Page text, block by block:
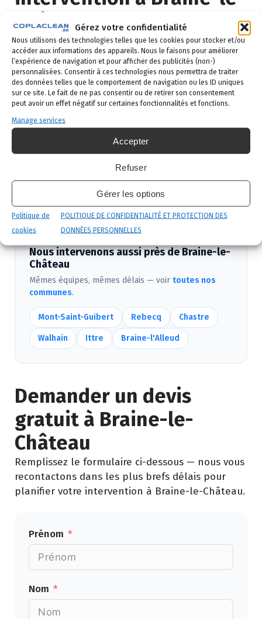
Gérez votre confidentialité
Nous utilisons des technologies telles que les cookies pour stocker et/ou
accéder aux informations des appareils. Nous le faisons pour améliorer
l’expérience de navigation et pour afficher des publicités (non-)
personnalisées. Consentir à ces technologies nous permettra de traiter
des données telles que le comportement de navigation ou les ID uniques
sur ce site. Le fait de ne pas consentir ou de retirer son consentement
peut avoir un effet négatif sur certaines fonctionnalités et fonctions.
Manage services
Accepter
Refuser
Gérer les options
Politique de
cookies
POLITIQUE DE CONFIDENTIALITÉ ET PROTECTION DES
DONNÉES PERSONNELLES
Château ?
Demande de devis: vous remplissez le
formulaire ci-dessous ou vous nous appelez au
02 523 21 89. Réponse sous 24h.
Diagnostic gratuit: notre technicien vient
identifier la nuisance et son origine.
: traitement adapté,
produits certifiés, sécurité maximale, discrétion
Suivi et garantie : visite de contrôle et garantie
de résultat.
Nous intervenons aussi près de Braine-le-
Château
Mêmes équipes, mêmes délais — voir toutes nos
communes.
Mont-Saint-Guibert Rebecq Chastre
Walhain Ittre Braine-l'Alleud
Demander un devis
gratuit à Braine-le-
Château
Remplissez le formulaire ci-dessous — nous vous
recontactons dans les plus brefs délais pour
planifier votre intervention à Braine-le-Château.
Prénom
Nom